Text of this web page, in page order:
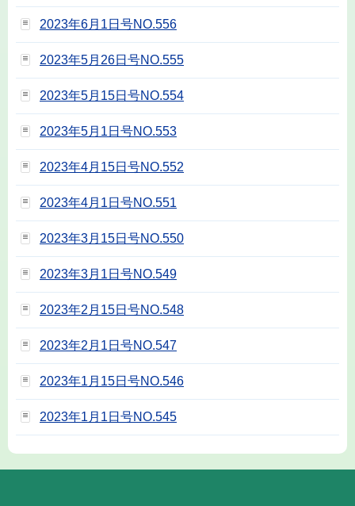
2023年6月1日号NO.556
2023年5月26日号NO.555
2023年5月15日号NO.554
2023年5月1日号NO.553
2023年4月15日号NO.552
2023年4月1日号NO.551
2023年3月15日号NO.550
2023年3月1日号NO.549
2023年2月15日号NO.548
2023年2月1日号NO.547
2023年1月15日号NO.546
2023年1月1日号NO.545